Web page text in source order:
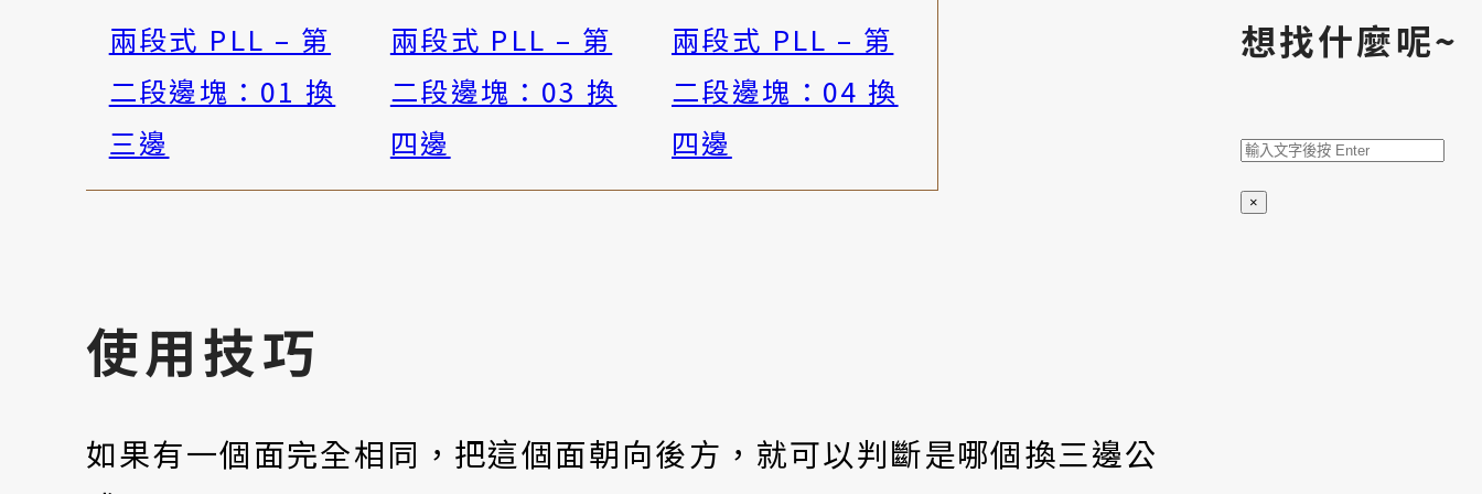
想找什麼呢~
搜
尋
×
兩段式 PLL – 第
二段邊塊：01 換
三邊
兩段式 PLL – 第
二段邊塊：03 換
四邊
兩段式 PLL – 第
二段邊塊：04 換
四邊
使用技巧
如果有一個面完全相同，把這個面朝向後方，就可以判斷是哪個換三邊公